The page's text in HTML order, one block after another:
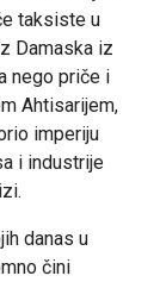
taksiste u
Damaska iz
nego priče i
Ahtisarijem,
imperiju
i industrije
danas u
čini